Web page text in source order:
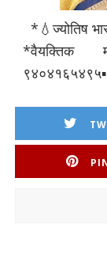
*💧ज्योतिष
*वैयक्तिक